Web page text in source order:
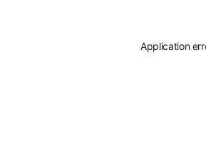
Application